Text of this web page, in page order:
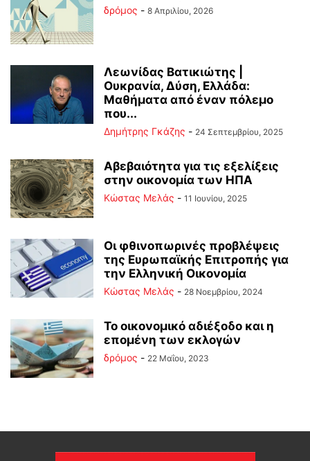
δρόμος - 8 Απριλίου, 2026
Λεωνίδας Βατικιώτης |
Ουκρανία, Δύση, Ελλάδα:
Μαθήματα από έναν πόλεμο
που...
Δημήτρης Γκάζης - 24 Σεπτεμβρίου, 2025
Αβεβαιότητα για τις εξελίξεις
στην οικονομία των ΗΠΑ
Κώστας Μελάς - 11 Ιουνίου, 2025
Οι φθινοπωρινές προβλέψεις
της Ευρωπαϊκής Επιτροπής για
την Ελληνική Οικονομία
Κώστας Μελάς - 28 Νοεμβρίου, 2024
Το οικονομικό αδιέξοδο και η
επομένη των εκλογών
δρόμος - 22 Μαΐου, 2023